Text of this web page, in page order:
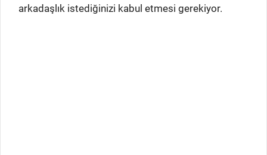
arkadaşlık istediğinizi kabul etmesi gerekiyor.